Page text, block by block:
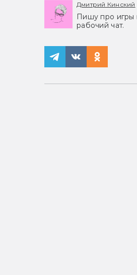
Дмитрий Кинский
Пишу про игры
рабочий чат.